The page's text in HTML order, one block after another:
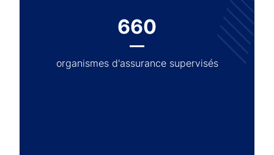
660
organismes d'assurance supervisés